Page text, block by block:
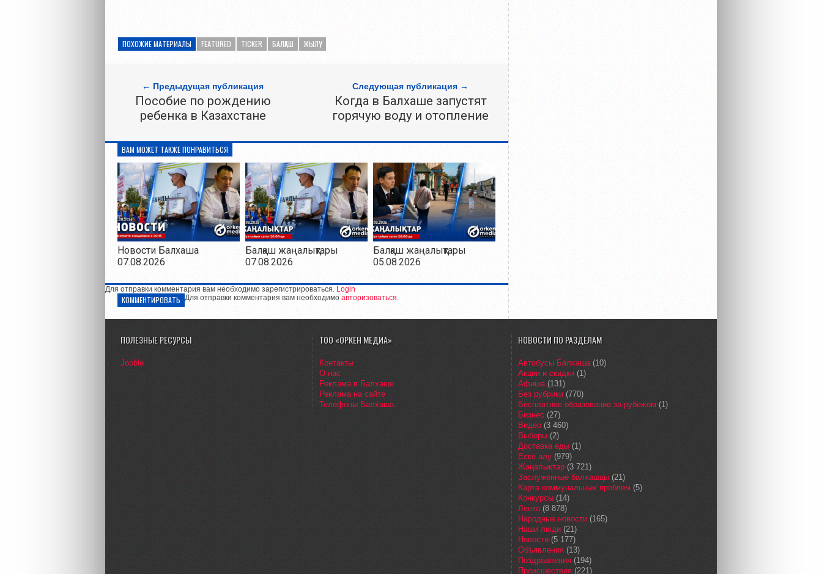
ПОХОЖИЕ МАТЕРИАЛЫ FEATURED TICKER БАЛҚАШ ЖЫЛУ
← Предыдущая публикация
Пособие по рождению
ребенка в Казахстане
Следующая публикация →
Когда в Балхаше запустят
горячую воду и отопление
ВАМ МОЖЕТ ТАКЖЕ ПОНРАВИТЬСЯ
Новости Балхаша
07.08.2026
Балқаш жаңалықтары
07.08.2026
Балқаш жаңалықтары
05.08.2026
Для отправки комментария вам необходимо зарегистрироваться. Login
КОММЕНТИРОВАТЬ Для отправки комментария вам необходимо авторизоваться.
ПОЛЕЗНЫЕ РЕСУРСЫ
Jooble
ТОО «ОРКЕН МЕДИА»
Контакты
О нас
Реклама в Балхаше
Реклама на сайте
Телефоны Балхаша
НОВОСТИ ПО РАЗДЕЛАМ
Автобусы Балхаша(10)
Акции и скидки (1)
Афиша(131)
Без рубрики (770)
Бесплатное образование за рубежом (1)
Бизнес (27)
Видео (3 460)
Выборы (2)
Доставка еды (1)
Еске алу (979)
Жаңалықтар (3 721)
Заслуженные балхашцы (21)
Карта коммунальных проблем (5)
Конкурсы (14)
Лента(8 878)
Народные новости (165)
Наши люди (21)
Новости (5 177)
Объявления (13)
Поздравления (194)
Происшествия (221)